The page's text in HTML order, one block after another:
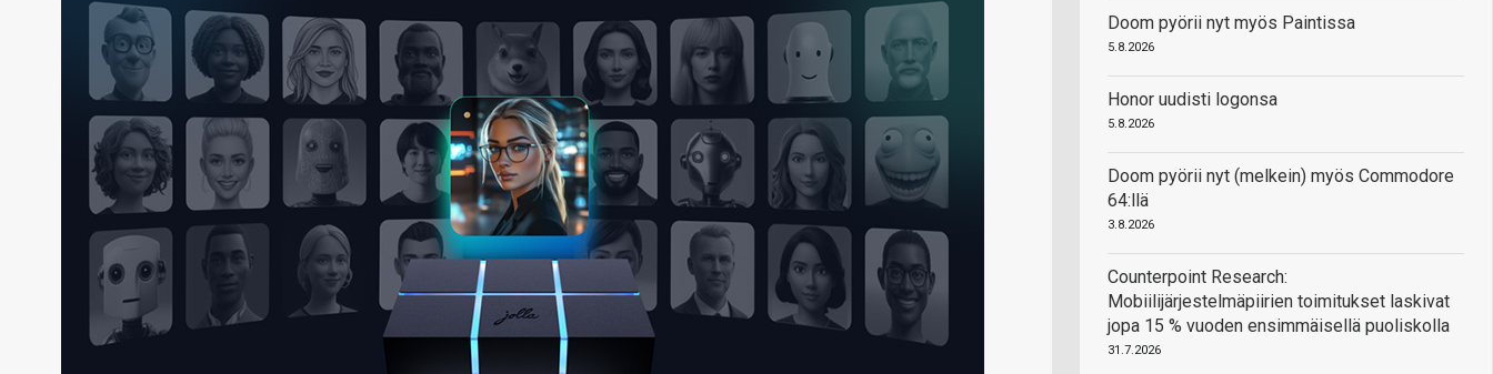
Doom pyörii nyt myös Paintissa
5.8.2026
Honor uudisti logonsa
5.8.2026
Doom pyörii nyt (melkein) myös Commodore
64:llä
3.8.2026
Counterpoint Research:
Mobiilijärjestelmäpiirien toimitukset laskivat
jopa 15 % vuoden ensimmäisellä puoliskolla
31.7.2026